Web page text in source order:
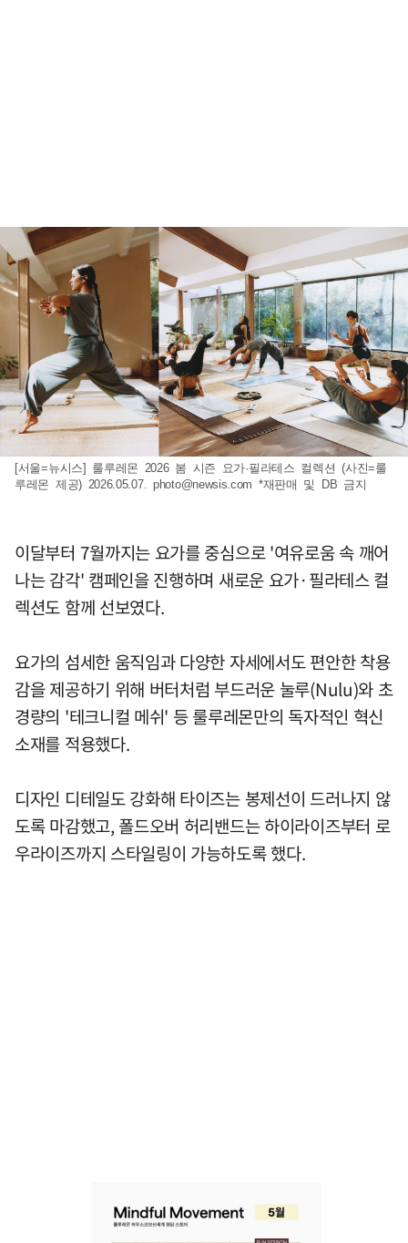
[서울=뉴시스] 룰루레몬 2026 봄 시즌 요가·필라테스 컬렉션 (사진=룰
루레몬 제공) 2026.05.07. photo@newsis.com *재판매 및 DB 금지
이달부터 7월까지는 요가를 중심으로 '여유로움 속 깨어
나는 감각' 캠페인을 진행하며 새로운 요가·필라테스 컬
렉션도 함께 선보였다.
요가의 섬세한 움직임과 다양한 자세에서도 편안한 착용
감을 제공하기 위해 버터처럼 부드러운 눌루(Nulu)와 초
경량의 '테크니컬 메쉬' 등 룰루레몬만의 독자적인 혁신
소재를 적용했다.
디자인 디테일도 강화해 타이즈는 봉제선이 드러나지 않
도록 마감했고, 폴드오버 허리밴드는 하이라이즈부터 로
우라이즈까지 스타일링이 가능하도록 했다.